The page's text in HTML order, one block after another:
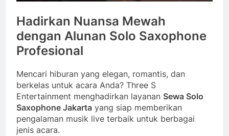
Hadirkan Nuansa Mewah
dengan Alunan Solo Saxophone
Profesional
Mencari hiburan yang elegan, romantis, dan
berkelas untuk acara Anda? Three S
Entertainment menghadirkan layanan Sewa Solo
Saxophone Jakarta yang siap memberikan
pengalaman musik live terbaik untuk berbagai
jenis acara.